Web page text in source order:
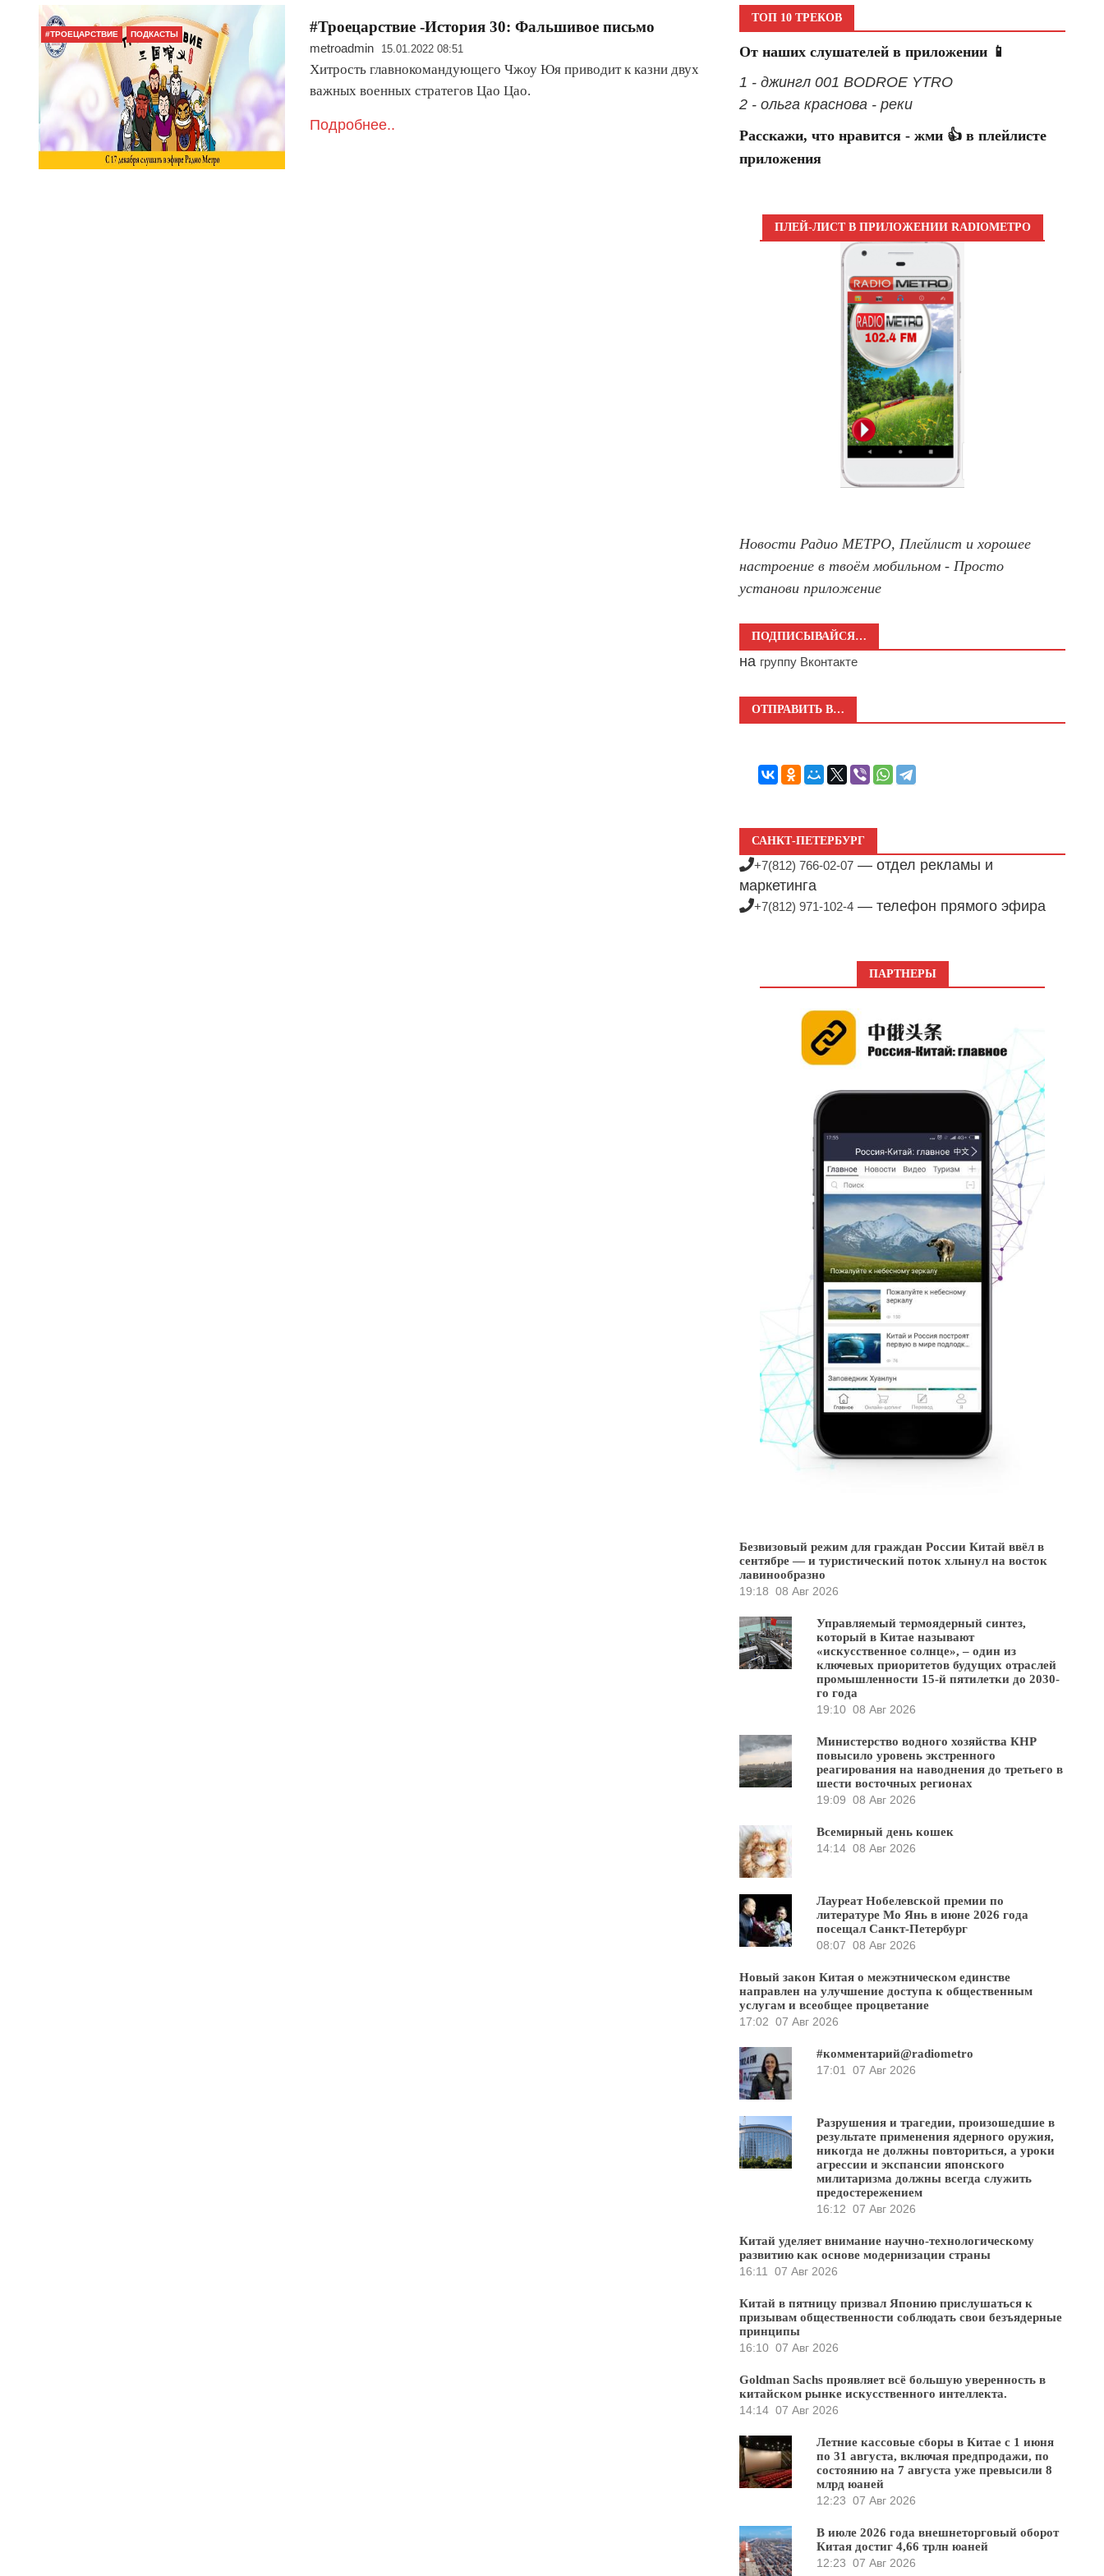
#ТРОЕЦАРСТВИЕ ПОДКАСТЫ #Троецарствие -История 30: Фальшивое письмо
metroadmin 15.01.2022 08:51
Хитрость главнокомандующего Чжоу Юя приводит к казни двух
важных военных стратегов Цао Цао.
Подробнее..
ТОП 10 ТРЕКОВ
От наших слушателей в приложении 📱
1 - джингл 001 BODROE YTRO
2 - ольга краснова - реки
Расскажи, что нравится - жми 👍 в плейлисте
приложения
ПЛЕЙ-ЛИСТ В ПРИЛОЖЕНИИ RADIOМЕТРО
Новости Радио МЕТРО, Плейлист и хорошее
настроение в твоём мобильном - Просто
установи приложение
ПОДПИСЫВАЙСЯ…
на группу Вконтакте
ОТПРАВИТЬ В…
САНКТ-ПЕТЕРБУРГ
+7(812) 766-02-07 — отдел рекламы и
маркетинга
+7(812) 971-102-4 — телефон прямого эфира
ПАРТНЕРЫ
Безвизовый режим для граждан России Китай ввёл в
сентябре — и туристический поток хлынул на восток
лавинообразно
19:18 08 Авг 2026
Управляемый термоядерный синтез,
который в Китае называют
«искусственное солнце», – один из
ключевых приоритетов будущих отраслей
промышленности 15-й пятилетки до 2030-
го года
19:10 08 Авг 2026
Министерство водного хозяйства КНР
повысило уровень экстренного
реагирования на наводнения до третьего в
шести восточных регионах
19:09 08 Авг 2026
Всемирный день кошек
14:14 08 Авг 2026
Лауреат Нобелевской премии по
литературе Мо Янь в июне 2026 года
посещал Санкт-Петербург
08:07 08 Авг 2026
Новый закон Китая о межэтническом единстве
направлен на улучшение доступа к общественным
услугам и всеобщее процветание
17:02 07 Авг 2026
#комментарий@radiometro
17:01
07 Авг 2026
Разрушения и трагедии, произошедшие в
результате применения ядерного оружия,
никогда не должны повториться, а уроки
агрессии и экспансии японского
милитаризма должны всегда служить
предостережением
16:12 07 Авг 2026
Китай уделяет внимание научно-технологическому
развитию как основе модернизации страны
16:11
07 Авг 2026
Китай в пятницу призвал Японию прислушаться к
призывам общественности соблюдать свои безъядерные
принципы
16:10 07 Авг 2026
Goldman Sachs проявляет всё большую уверенность в
китайском рынке искусственного интеллекта.
14:14 07 Авг 2026
Летние кассовые сборы в Китае с 1 июня
по 31 августа, включая предпродажи, по
состоянию на 7 августа уже превысили 8
млрд юаней
12:23 07 Авг 2026
В июле 2026 года внешнеторговый оборот
Китая достиг 4,66 трлн юаней
12:23 07 Авг 2026